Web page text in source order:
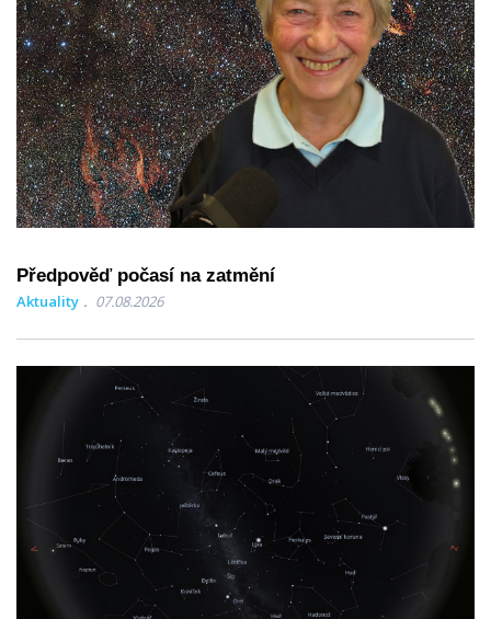
Předpověď počasí na zatmění
Aktuality 07.08.2026